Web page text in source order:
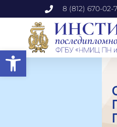
Открыть панель
8 (812) 670-02-